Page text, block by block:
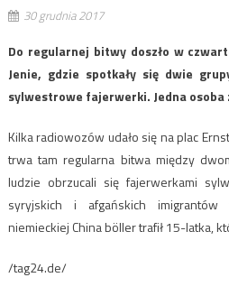
30 grudnia 2017
Do regularnej bitwy doszło w
Jenie, gdzie spotkały się dwie
sylwestrowe fajerwerki. Jedna osoba
Kilka radiowozów udało się na plac
trwa tam regularna bitwa między
ludzie obrzucali się fajerwerkami
syryjskich i afgańskich
niemieckiej China böller trafił 15-latka,
/tag24.de/